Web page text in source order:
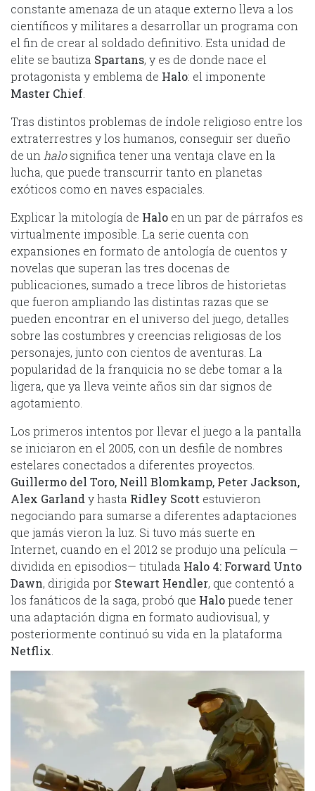
constante amenaza de un ataque externo lleva a los
científicos y militares a desarrollar un programa con
el fin de crear al soldado definitivo. Esta unidad de
elite se bautiza Spartans, y es de donde nace el
protagonista y emblema de Halo: el imponente
Master Chief
Tras distintos problemas de índole religioso entre los
extraterrestres y los humanos, conseguir ser dueño
de un halosignifica tener una ventaja clave en la
lucha, que puede transcurrir tanto en planetas
exóticos como en naves espaciales.
Explicar la mitología de Halo en un par de párrafos es
virtualmente imposible. La serie cuenta con
expansiones en formato de antología de cuentos y
novelas que superan las tres docenas de
publicaciones, sumado a trece libros de historietas
que fueron ampliando las distintas razas que se
pueden encontrar en el universo del juego, detalles
sobre las costumbres y creencias religiosas de los
personajes, junto con cientos de aventuras. La
popularidad de la franquicia no se debe tomar a la
ligera, que ya lleva veinte años sin dar signos de
agotamiento.
Los primeros intentos por llevar el juego a la pantalla
se iniciaron en el 2005, con un desfile de nombres
estelares conectados a diferentes proyectos.
Guillermo del Toro, Neill Blomkamp, Peter Jackson,
Alex Garland y hasta Ridley Scott estuvieron
negociando para sumarse a diferentes adaptaciones
que jamás vieron la luz. Si tuvo más suerte en
Internet, cuando en el 2012 se produjo una película —
dividida en episodios— titulada Halo 4: Forward Unto
Dawn, dirigida por Stewart Hendler, que contentó a
los fanáticos de la saga, probó que Halopuede tener
una adaptación digna en formato audiovisual, y
posteriormente continuó su vida en la plataforma
Netflix